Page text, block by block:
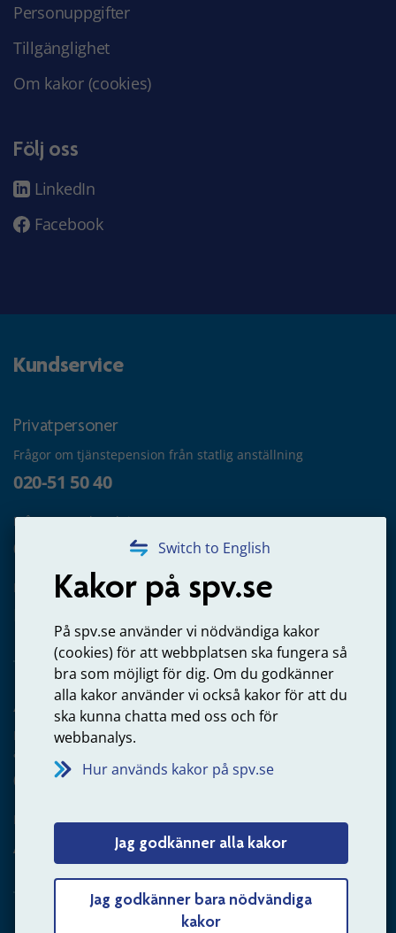
Switch to English
Kakor på spv.se
På spv.se använder vi nödvändiga kakor
(cookies) för att webbplatsen ska fungera så
bra som möjligt för dig. Om du godkänner
alla kakor använder vi också kakor för att du
ska kunna chatta med oss och för
webbanalys.
Hur används kakor på spv.se
Jag godkänner alla kakor
Jag godkänner bara nödvändiga
kakor
Personuppgifter
Tillgänglighet
Om kakor (cookies)
Följ oss
LinkedIn
Facebook
Kundservice
Privatpersoner
Frågor om tjänstepension från statlig anställning
020-51 50 40
Frågor om utbetalning
020-65 00 65
Kontakta oss
Arbetsgivare
Frågor om administration av tjänstepension från statlig
anställning
060-18 75 03
Kontakta oss
Arbetsgivare – skicka mejl till oss